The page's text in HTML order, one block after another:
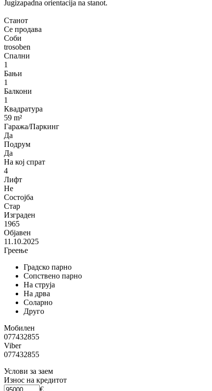
Jugizapadna orientacija na stanot.
Станот
Се продава
Соби
trosoben
Спални
1
Бањи
1
Балкони
1
Квадратура
59 m²
Гаража/Паркинг
Да
Подрум
Да
На кој спрат
4
Лифт
Не
Состојба
Стар
Изграден
1965
Објавен
11.10.2025
Греење
Градско парно
Сопствено парно
На струја
На дрва
Соларно
Друго
Мобилен
077432855
Viber
077432855
Услови за заем
Износ на кредитот